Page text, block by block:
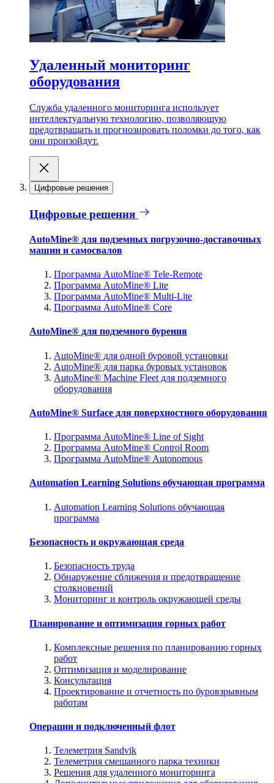
Удаленный мониторинг
оборудования
Служба удаленного мониторинга использует
интеллектуальную технологию, позволяющую
предотвращать и прогнозировать поломки до того, как
они произойдут.
Цифровые решения
Цифровые решения
AutoMine® для подземных погрузочно-доставочных
машин и самосвалов
Программа AutoMine® Tele-Remote
Программа AutoMine® Lite
Программа AutoMine® Multi-Lite
Программа AutoMine® Core
AutoMine® для подземного бурения
AutoMine® для одной буровой установки
AutoMine® для парка буровых установок
AutoMine® Machine Fleet для подземного
оборудования
AutoMine® Surface для поверхностного оборудования
Программа AutoMine® Line of Sight
Программа AutoMine® Control Room
Программа AutoMine® Autonomous
Automation Learning Solutions обучающая программа
Automation Learning Solutions обучающая
программа
Безопасность и окружающая среда
Безопасность труда
Обнаружение сближения и предотвращение
столкновений
Мониторинг и контроль окружающей среды
Планирование и оптимизация горных работ
Комплексные решения по планированию горных
работ
Оптимизация и моделирование
Консультация
Проектирование и отчетность по буровзрывным
работам
Операции и подключенный флот
Телеметрия Sandvik
Телеметрия смешанного парка техники
Решения для удаленного мониторинга